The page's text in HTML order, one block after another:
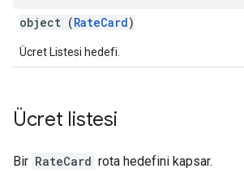
object (RateCard)
Ücret Listesi hedefi.
Ücret listesi
Bir RateCard rota hedefini kapsar.